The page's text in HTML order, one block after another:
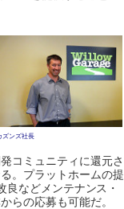
ズンズ社長
コミュニティに還元さ
。プラットホームの提
などメンテナンス・
らの応募も可能だ。